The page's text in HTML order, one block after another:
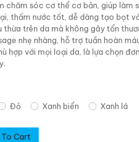
chăm sóc cơ thể cơ bản, giúp làm
thấm nước tốt, dễ dàng tạo bọt
thừa trên da mà không gây tổn
nhẹ nhàng, hỗ trợ tuần hoàn
hợp với mọi loại da, là lựa chọn
Đỏ Xanh biển Xanh lá
Cart